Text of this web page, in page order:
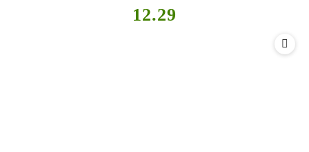
Cena:
12.29